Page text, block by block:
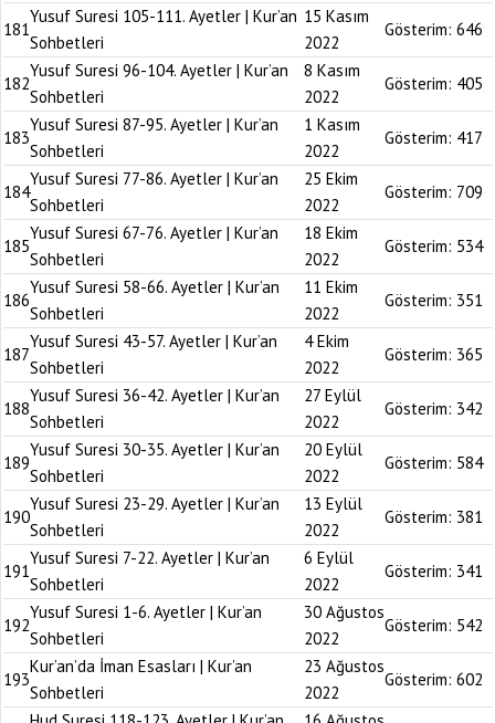
181
Yusuf Suresi 105-111. Ayetler | Kur’an
Sohbetleri
15 Kasım
2022
Gösterim: 646
182
Yusuf Suresi 96-104. Ayetler | Kur’an
Sohbetleri
8 Kasım
2022
Gösterim: 405
183
Yusuf Suresi 87-95. Ayetler | Kur’an
Sohbetleri
1 Kasım
2022
Gösterim: 417
184
Yusuf Suresi 77-86. Ayetler | Kur’an
Sohbetleri
25 Ekim
2022
Gösterim: 709
185
Yusuf Suresi 67-76. Ayetler | Kur’an
Sohbetleri
18 Ekim
2022
Gösterim: 534
186
Yusuf Suresi 58-66. Ayetler | Kur’an
Sohbetleri
11 Ekim
2022
Gösterim: 351
187
Yusuf Suresi 43-57. Ayetler | Kur’an
Sohbetleri
4 Ekim
2022
Gösterim: 365
188
Yusuf Suresi 36-42. Ayetler | Kur’an
Sohbetleri
27 Eylül
2022
Gösterim: 342
189
Yusuf Suresi 30-35. Ayetler | Kur’an
Sohbetleri
20 Eylül
2022
Gösterim: 584
190
Yusuf Suresi 23-29. Ayetler | Kur’an
Sohbetleri
13 Eylül
2022
Gösterim: 381
191
Yusuf Suresi 7-22. Ayetler | Kur’an
Sohbetleri
6 Eylül
2022
Gösterim: 341
192
Yusuf Suresi 1-6. Ayetler | Kur’an
Sohbetleri
30 Ağustos
2022
Gösterim: 542
193
Kur’an’da İman Esasları | Kur’an
Sohbetleri
23 Ağustos
2022
Gösterim: 602